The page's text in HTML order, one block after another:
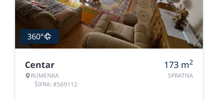
360°
Centar
RUMENKA
ŠIFRA: #569112
173 m2
SPRATNA